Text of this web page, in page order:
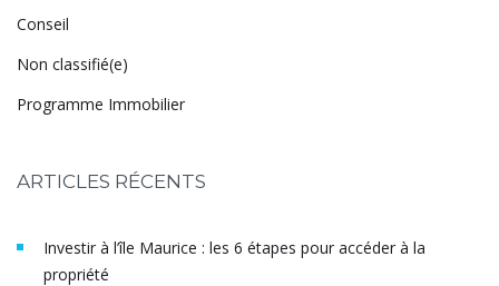
Conseil
Non classifié(e)
Programme Immobilier
ARTICLES RÉCENTS
Investir à l’île Maurice : les 6 étapes pour accéder à la
propriété